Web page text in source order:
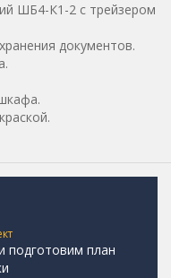
ШБ4-К1-2 с трейзером
документов.
подготовим план